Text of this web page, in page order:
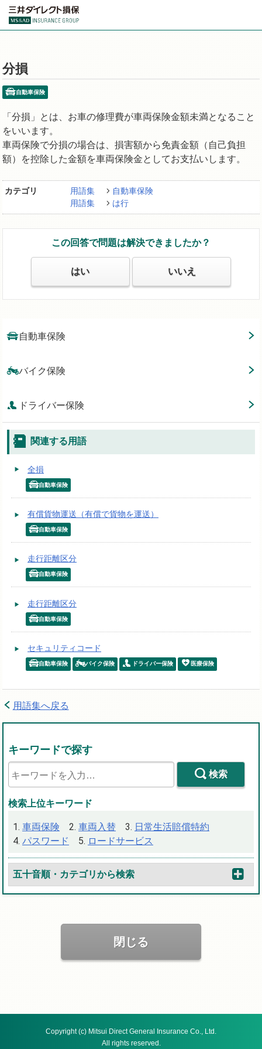
分損
自動車保険
「分損」とは、お車の修理費が車両保険金額未満となること
をいいます。
車両保険で分損の場合は、損害額から免責金額（自己負担
額）を控除した金額を車両保険金としてお支払いします。
カテゴリ 用語集
自動車保険
用語集
は行
この回答で問題は解決できましたか？
はい いいえ
自動車保険
バイク保険
ドライバー保険
関連する用語
全損
自動車保険
有償貨物運送（有償で貨物を運送）
自動車保険
走行距離区分
自動車保険
走行距離区分
自動車保険
セキュリティコード
自動車保険 バイク保険 ドライバー保険 医療保険
用語集へ戻る
キーワードで探す
検索
検索上位キーワード
車両保険 車両入替
日常生活賠償特約
パスワード
ロードサービス
五十音順・カテゴリから検索
閉じる
Copyright (c) Mitsui Direct General Insurance Co., Ltd.
All rights reserved.